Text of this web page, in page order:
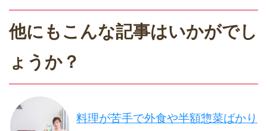
他にもこんな記事はいかがでし
ょうか？
料理が苦手で外食や半額惣菜ばかり